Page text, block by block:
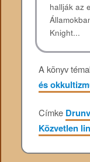
hallják az
Knight...
A könyv
és
Címke
Közvetlen